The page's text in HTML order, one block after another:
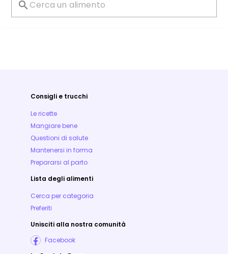
Consigli e trucchi
Le ricette
Mangiare bene
Questioni di salute
Mantenersi in forma
Prepararsi al parto
Lista degli alimenti
Cerca per categoria
Preferiti
Unisciti alla nostra comunità
Facebook